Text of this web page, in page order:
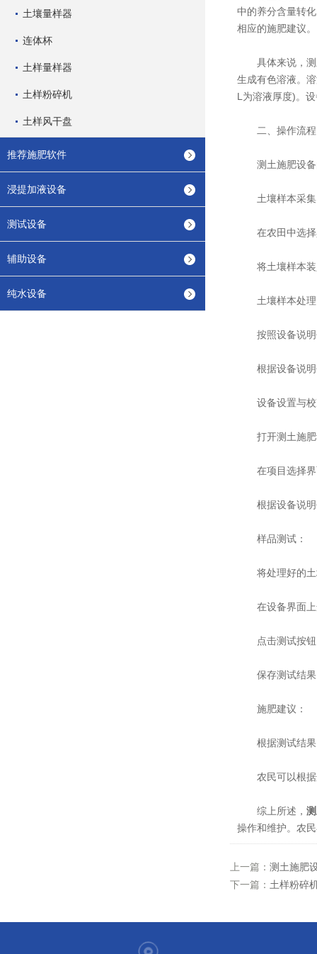
土壤量样器
连体杯
土样量样器
土样粉碎机
土样风干盘
推荐施肥软件
浸提加液设备
测试设备
辅助设备
纯水设备
中的养分含量转
相应的施肥建议。
具体来说，测
生成有色溶液。
L为溶液厚度)。
二、操作流程
测土施肥设备
土壤样本采集
在农田中选择
将土壤样本装
土壤样本处理
按照设备说明
根据设备说明
设备设置与校
打开测土施肥
在项目选择界
根据设备说明
样品测试：
将处理好的土
在设备界面上
点击测试按钮
保存测试结果
施肥建议：
根据测试结果
农民可以根据
综上所述，
操作和维护。农
上一篇： 测土施肥
下一篇： 土样粉碎